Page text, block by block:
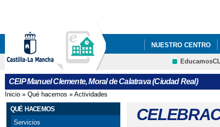
NUESTRO CENTRO
NUEVA MEJORA EN
VIII TORNEO
CRFP
CEIP Manuel Clemente, Moral de Calatrava (Ciudad Real)
Se encuentra usted aquí
Inicio » Qué hacemos » Actividades
QUÉ HACEMOS
Servicios